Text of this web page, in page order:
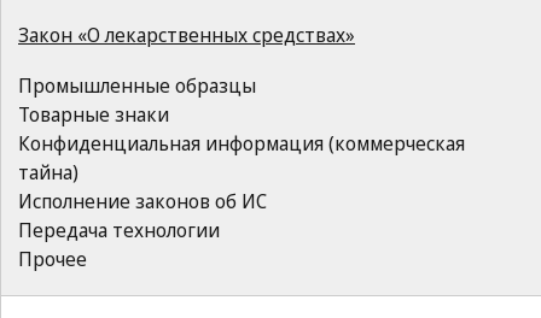
Закон «О лекарственных средствах»
Промышленные образцы
Товарные знаки
Конфиденциальная информация (коммерческая
тайна)
Исполнение законов об ИС
Передача технологии
Прочее